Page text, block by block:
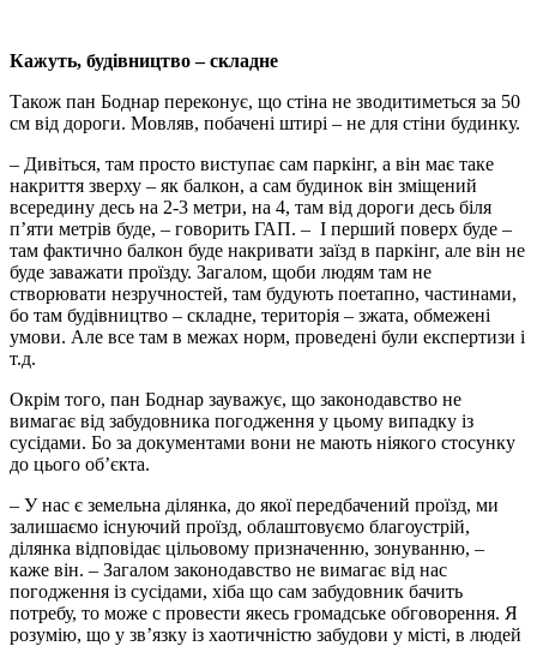
Кажуть, будівництво – складне
Також пан Боднар переконує, що стіна не зводитиметься за 50
см від дороги. Мовляв, побачені штирі – не для стіни будинку.
– Дивіться, там просто виступає сам паркінг, а він має таке
накриття зверху – як балкон, а сам будинок він зміщений
всередину десь на 2-3 метри, на 4, там від дороги десь біля
п’яти метрів буде, – говорить ГАП. – І перший поверх буде –
там фактично балкон буде накривати заїзд в паркінг, але він не
буде заважати проїзду. Загалом, щоби людям там не
створювати незручностей, там будують поетапно, частинами,
бо там будівництво – складне, територія – зжата, обмежені
умови. Але все там в межах норм, проведені були експертизи і
т.д.
Окрім того, пан Боднар зауважує, що законодавство не
вимагає від забудовника погодження у цьому випадку із
сусідами. Бо за документами вони не мають ніякого стосунку
до цього об’єкта.
– У нас є земельна ділянка, до якої передбачений проїзд, ми
залишаємо існуючий проїзд, облаштовуємо благоустрій,
ділянка відповідає цільовому призначенню, зонуванню, –
каже він. – Загалом законодавство не вимагає від нас
погодження із сусідами, хіба що сам забудовник бачить
потребу, то може с провести якесь громадське обговорення. Я
розумію, що у зв’язку із хаотичністю забудови у місті, в людей